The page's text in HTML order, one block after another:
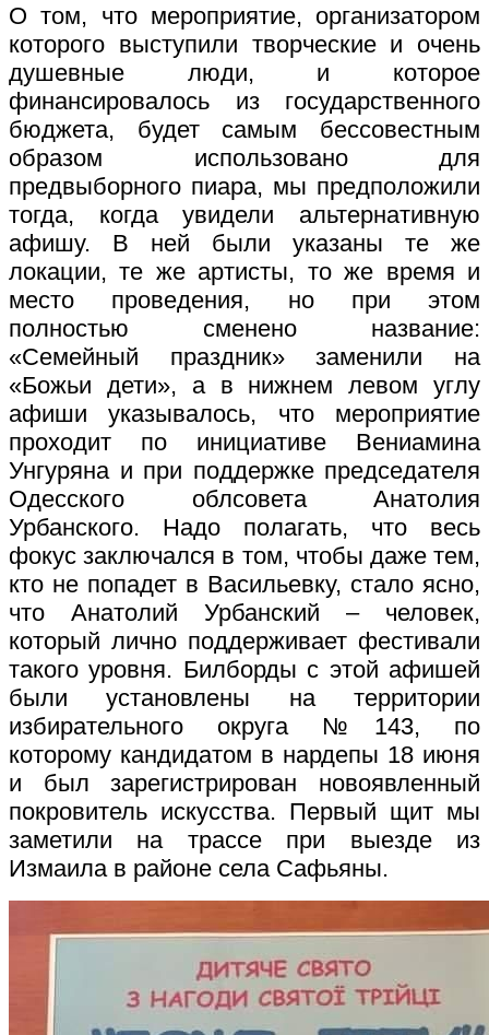
О том, что мероприятие, организатором
которого выступили творческие и очень
душевные люди, и которое
финансировалось из государственного
бюджета, будет самым бессовестным
образом использовано для
предвыборного пиара, мы предположили
тогда, когда увидели альтернативную
афишу. В ней были указаны те же
локации, те же артисты, то же время и
место проведения, но при этом
полностью сменено название:
«Семейный праздник» заменили на
«Божьи дети», а в нижнем левом углу
афиши указывалось, что мероприятие
проходит по инициативе Вениамина
Унгуряна и при поддержке председателя
Одесского облсовета Анатолия
Урбанского. Надо полагать, что весь
фокус заключался в том, чтобы даже тем,
кто не попадет в Васильевку, стало ясно,
что Анатолий Урбанский – человек,
который лично поддерживает фестивали
такого уровня. Билборды с этой афишей
были установлены на территории
избирательного округа №143, по
которому кандидатом в нардепы 18 июня
и был зарегистрирован новоявленный
покровитель искусства. Первый щит мы
заметили на трассе при выезде из
Измаила в районе села Сафьяны.